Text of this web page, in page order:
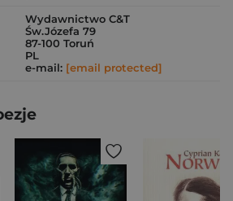
Wydawnictwo C&T
Św.Józefa 79
87-100 Toruń
PL
e-mail: [email protected]